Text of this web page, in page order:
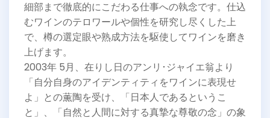
細部まで徹底的にこだわる仕事への執念です。仕込
むワインのテロワールや個性を研究し尽くした上
で、樽の選定眼や熟成方法を駆使してワインを磨き
上げます。
2003年 5月、在りし日のアンリ･ジャイエ翁より
「自分自身のアイデンティティをワインに表現せ
よ」との薫陶を受け、「日本人であるというこ
と」、「自然と人間に対する真摯な尊敬の念」の象